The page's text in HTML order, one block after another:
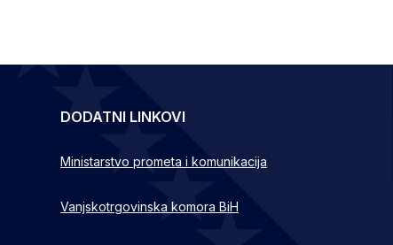
DODATNI LINKOVI
Ministarstvo prometa i komunikacija
Vanjskotrgovinska komora BiH